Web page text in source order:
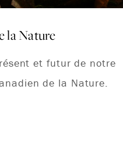
la Nature
et futur de notre
de la Nature.